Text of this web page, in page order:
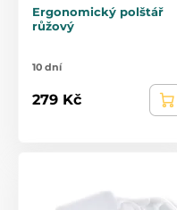
Ergonomický polštář
růžový
10 dní
279 Kč